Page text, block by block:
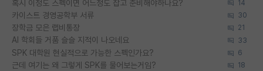
혹시 이정도 스펙이면 어느정도 잡고 준비해야하나요? 14
카이스트 경영공학부 서류 30
장학금 모은 랩비통장 21
AI 학회들 거품 슬슬 지적이 나오네요 33
SPK 대학원 현실적으로 가능한 스펙인가요? 6
근데 여기는 왜 그렇게 SPK를 물어보는거임? 18